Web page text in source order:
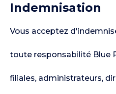
Indemnisation
Vous acceptez
toute responsabilité Blue
filiales, administrateurs,